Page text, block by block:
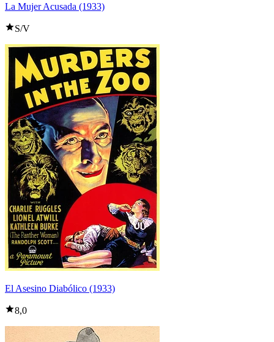
La Mujer Acusada (1933)
S/V
El Asesino Diabólico (1933)
8,0